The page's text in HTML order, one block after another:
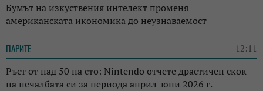
Бумът на изкуствения интелект променя
американската икономика до неузнаваемост
ПАРИТЕ 12:11
Ръст от над 50 на сто: Nintendo отчете драстичен скок
на печалбата си за периода април-юни 2026 г.